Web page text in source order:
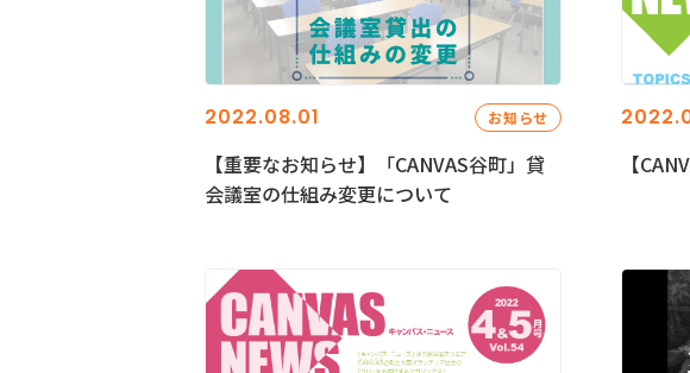
2022.08.01 お知らせ
【重要なお知らせ】「CANVAS谷町」貸
会議室の仕組み変更について
【